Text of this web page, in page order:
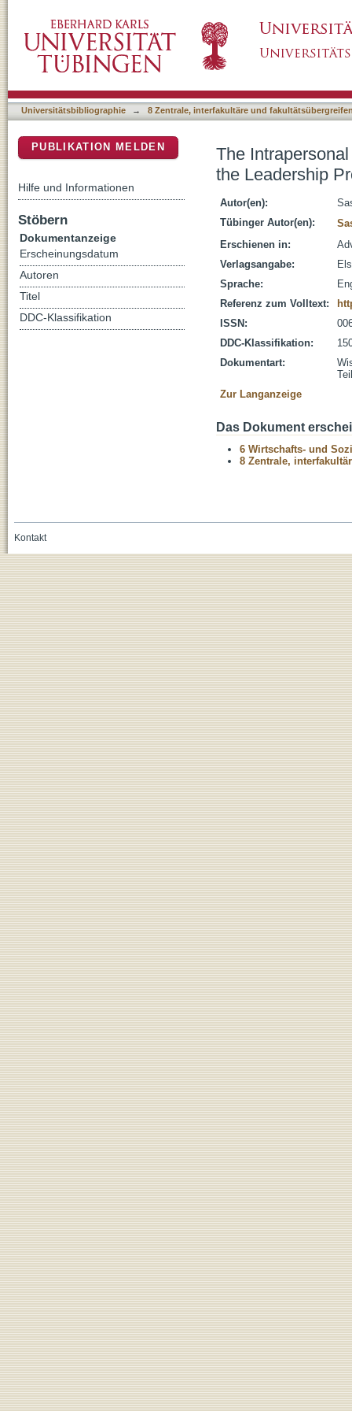
Universitätsbibliographie → 8 Zentrale, interfakultäre und
The
the Leadership
Autor(en):
Tübinger Autor(en):
Erschienen in:
Verlagsangabe:
Sprache:
Referenz zum Volltext:
ISSN:
DDC-Klassifikation:
Dokumentart:
Zur Langanzeige
Das Dokument
6 Wirtschafts- und
8 Zentrale,
PUBLIKATION MELDEN
Hilfe und Informationen
Stöbern
Dokumentanzeige
Erscheinungsdatum
Autoren
Titel
DDC-Klassifikation
Kontakt